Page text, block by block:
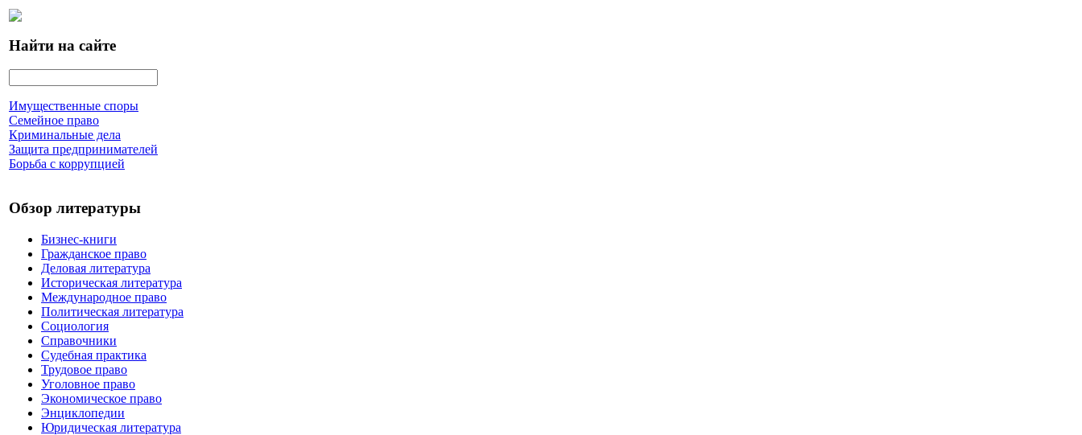
Найти на сайте
Имущественные споры
Семейное право
Криминальные дела
Защита предпринимателей
Борьба с коррупцией
Обзор литературы
Бизнес-книги
Гражданское право
Деловая литература
Историческая литература
Международное право
Политическая литература
Социология
Справочники
Судебная практика
Трудовое право
Уголовное право
Экономическое право
Энциклопедии
Юридическая литература